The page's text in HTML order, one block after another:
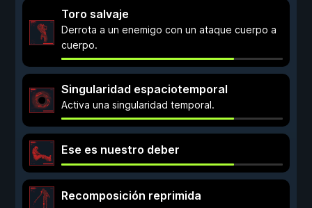
Toro salvaje
Derrota a un enemigo con un ataque cuerpo a
cuerpo.
Singularidad espaciotemporal
Activa una singularidad temporal.
Ese es nuestro deber
Recomposición reprimida